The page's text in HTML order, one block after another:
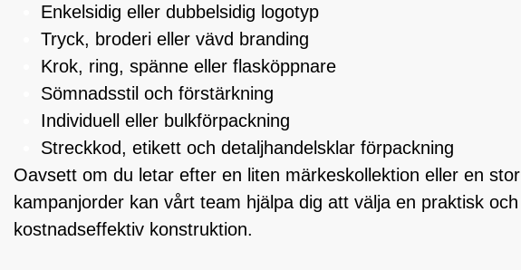
Enkelsidig eller dubbelsidig logotyp
Tryck, broderi eller vävd branding
Krok, ring, spänne eller flasköppnare
Sömnadsstil och förstärkning
Individuell eller bulkförpackning
Streckkod, etikett och detaljhandelsklar förpackning
Oavsett om du letar efter en liten märkeskollektion eller en stor
kampanjorder kan vårt team hjälpa dig att välja en praktisk och
kostnadseffektiv konstruktion.